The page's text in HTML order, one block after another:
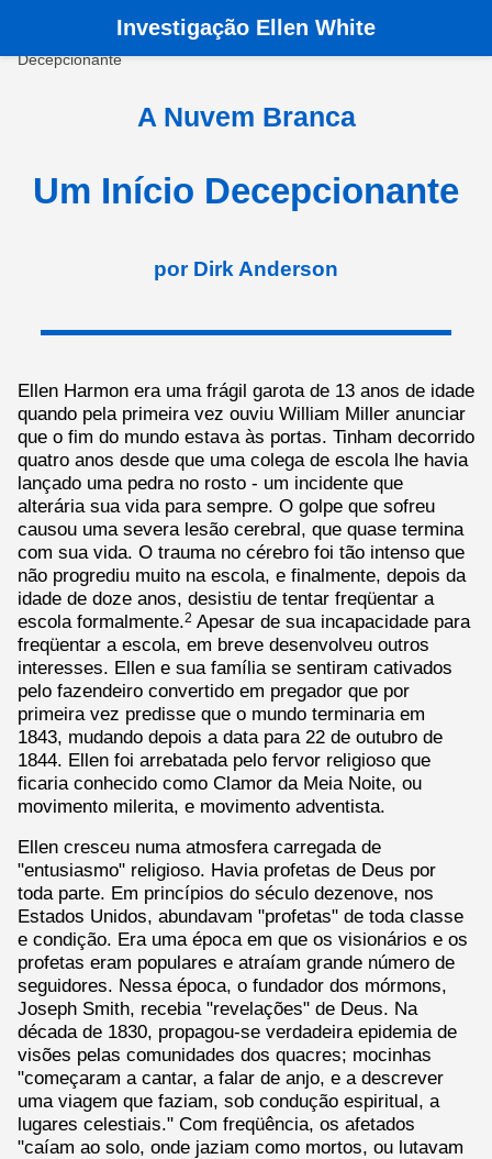
Pagina principala › Livros › A Nuvem Branca ›
Decepcionante
Investigação Ellen White
A Nuvem Branca
Um Início Decepcionante
por Dirk Anderson
Ellen Harmon era uma frágil garota de 13 anos de idade
quando pela primeira vez ouviu William Miller anunciar
que o fim do mundo estava às portas. Tinham decorrido
quatro anos desde que uma colega de escola lhe havia
lançado uma pedra no rosto - um incidente que
alterária sua vida para sempre. O golpe que sofreu
causou uma severa lesão cerebral, que quase termina
com sua vida. O trauma no cérebro foi tão intenso que
não progrediu muito na escola, e finalmente, depois da
idade de doze anos, desistiu de tentar freqüentar a
escola formalmente.2 Apesar de sua incapacidade para
freqüentar a escola, em breve desenvolveu outros
interesses. Ellen e sua família se sentiram cativados
pelo fazendeiro convertido em pregador que por
primeira vez predisse que o mundo terminaria em
1843, mudando depois a data para 22 de outubro de
1844. Ellen foi arrebatada pelo fervor religioso que
ficaria conhecido como Clamor da Meia Noite, ou
movimento milerita, e movimento adventista.
Ellen cresceu numa atmosfera carregada de
"entusiasmo" religioso. Havia profetas de Deus por
toda parte. Em princípios do século dezenove, nos
Estados Unidos, abundavam "profetas" de toda classe
e condição. Era uma época em que os visionários e os
profetas eram populares e atraíam grande número de
seguidores. Nessa época, o fundador dos mórmons,
Joseph Smith, recebia "revelações" de Deus. Na
década de 1830, propagou-se verdadeira epidemia de
visões pelas comunidades dos quacres; mocinhas
"começaram a cantar, a falar de anjo, e a descrever
uma viagem que faziam, sob condução espiritual, a
lugares celestiais." Com freqüência, os afetados
"caíam ao solo, onde jaziam como mortos, ou lutavam